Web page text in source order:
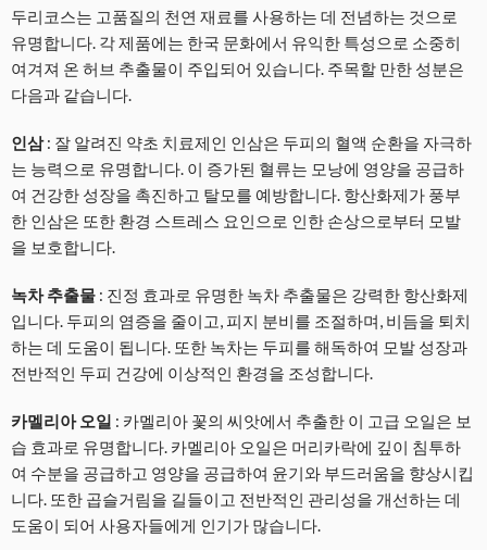
두리코스는 고품질의 천연 재료를 사용하는 데 전념하는 것으로
유명합니다. 각 제품에는 한국 문화에서 유익한 특성으로 소중히
여겨져 온 허브 추출물이 주입되어 있습니다. 주목할 만한 성분은
다음과 같습니다.
인삼: 잘 알려진 약초 치료제인 인삼은 두피의 혈액 순환을 자극하
는 능력으로 유명합니다. 이 증가된 혈류는 모낭에 영양을 공급하
여 건강한 성장을 촉진하고 탈모를 예방합니다. 항산화제가 풍부
한 인삼은 또한 환경 스트레스 요인으로 인한 손상으로부터 모발
을 보호합니다.
녹차 추출물 : 진정 효과로 유명한 녹차 추출물은 강력한 항산화제
입니다. 두피의 염증을 줄이고, 피지 분비를 조절하며, 비듬을 퇴치
하는 데 도움이 됩니다. 또한 녹차는 두피를 해독하여 모발 성장과
전반적인 두피 건강에 이상적인 환경을 조성합니다.
카멜리아 오일 : 카멜리아 꽃의 씨앗에서 추출한 이 고급 오일은 보
습 효과로 유명합니다. 카멜리아 오일은 머리카락에 깊이 침투하
여 수분을 공급하고 영양을 공급하여 윤기와 부드러움을 향상시킵
니다. 또한 곱슬거림을 길들이고 전반적인 관리성을 개선하는 데
도움이 되어 사용자들에게 인기가 많습니다.